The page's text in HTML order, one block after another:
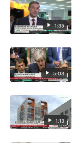
1:35
5:03
1:13